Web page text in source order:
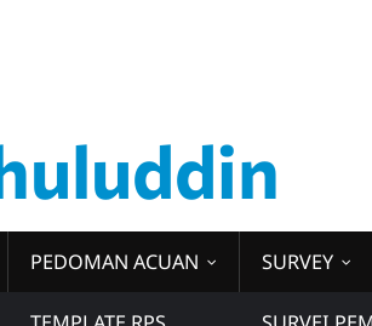
PEDOMAN ACUAN SURVEY